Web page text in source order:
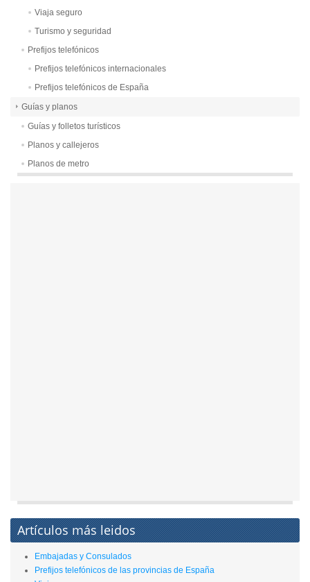
Viaja seguro
Turismo y seguridad
Prefijos telefónicos
Prefijos telefónicos internacionales
Prefijos telefónicos de España
Guías y planos
Guías y folletos turísticos
Planos y callejeros
Planos de metro
Artículos más leidos
Embajadas y Consulados
Prefijos telefónicos de las provincias de España